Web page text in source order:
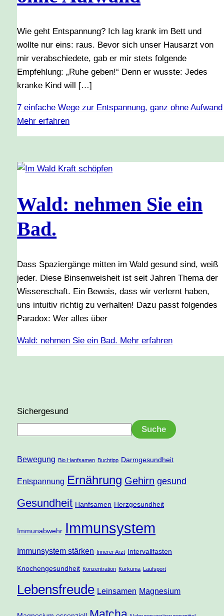
Wie geht Entspannung? Ich lag krank im Bett und
wollte nur eins: raus. Bevor sich unser Hausarzt von
mir verabschiedete, gab er mir stets folgende
Empfehlung: „Ruhe geben!“ Denn er wusste: Jedes
kranke Kind will […]
7 einfache Wege zur Entspannung, ganz ohne Aufwand
Mehr erfahren
Wald: nehmen Sie ein
Bad.
Dass Spaziergänge mitten im Wald gesund sind, weiß
jeder. Diese Binsenweisheit ist seit Jahren Thema der
Wissenschaft. Ein Beweis, dass wir verlernt haben,
uns intuitiv richtig zu verhalten! Dazu passt folgendes
Paradox: Wer alles über
Wald: nehmen Sie ein Bad. Mehr erfahren
Sichergesund
Suche
Bewegung Bio Hanfsamen Buchtipp Darmgesundheit
Entspannung Ernährung Gehirn gesund
Gesundheit Hanfsamen Herzgesundheit
Immunabwehr Immunsystem
Immunsystem stärken Innerer Arzt Intervallfasten
Knochengesundheit Konzentration Kurkuma Laufsport
Lebensfreude Leinsamen Magnesium